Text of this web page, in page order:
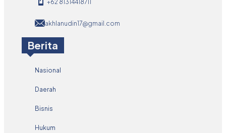
+62 81314418711
akhlanudin17@gmail.com
Berita
Nasional
Daerah
Bisnis
Hukum